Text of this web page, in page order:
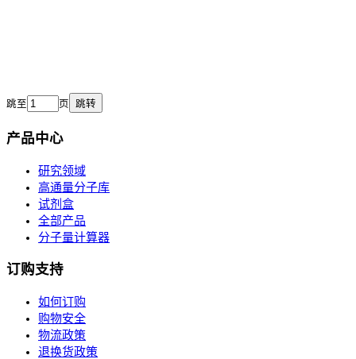
跳至 页 跳转
产品中心
研究领域
高通量分子库
试剂盒
全部产品
分子量计算器
订购支持
如何订购
购物安全
物流政策
退换货政策